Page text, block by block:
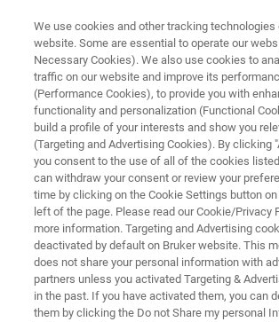
IN-SITUメカニカル・テスト
TKD/STEM対応ハイジ
PI89
電子透過試料の解析イメージン
We use cookies and other tracking technologies
website. Some are essential to operate our
Necessary Cookies). We also use cookies to
traffic on our website and improve its
(Performance Cookies), to provide you with
functionality and personalization (Functional
build a profile of your interests and show you
(Targeting and Advertising Cookies). By clicking
you consent to the use of all of the cookies
can withdraw your consent or review your
time by clicking on the Cookie Settings button
left of the page. Please read our Cookie/Privacy
more information. Targeting and Advertising
deactivated by default on Bruker website. This
does not share your personal information with
partners unless you activated Targeting &
in the past. If you have activated them, you can
them by clicking the Do not Share my personal